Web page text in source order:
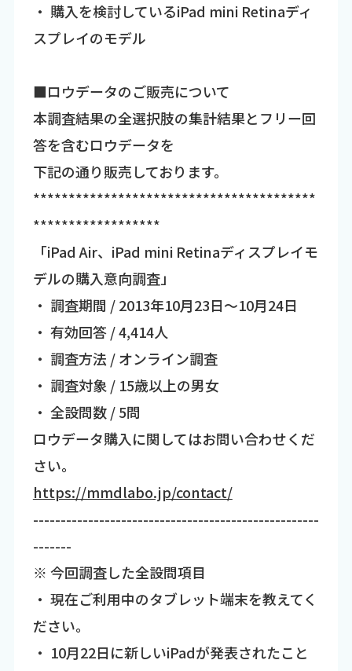
・ 購入を検討しているiPad mini Retinaディ
スプレイのモデル
■ロウデータのご販売について
本調査結果の全選択肢の集計結果とフリー回
答を含むロウデータを
下記の通り販売しております。
****************************************
******************
「iPad Air、iPad mini Retinaディスプレイモ
デルの購入意向調査」
・ 調査期間 / 2013年10月23日～10月24日
・ 有効回答 / 4,414人
・ 調査方法 / オンライン調査
・ 調査対象 / 15歳以上の男女
・ 全設問数 / 5問
ロウデータ購入に関してはお問い合わせくだ
さい。
https://mmdlabo.jp/contact/
----------------------------------------------------
-------
※ 今回調査した全設問項目
・ 現在ご利用中のタブレット端末を教えてく
ださい。
・ 10月22日に新しいiPadが発表されたこと